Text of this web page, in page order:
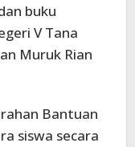
buku
V Tana
Muruk Rian
Bantuan
siswa secara